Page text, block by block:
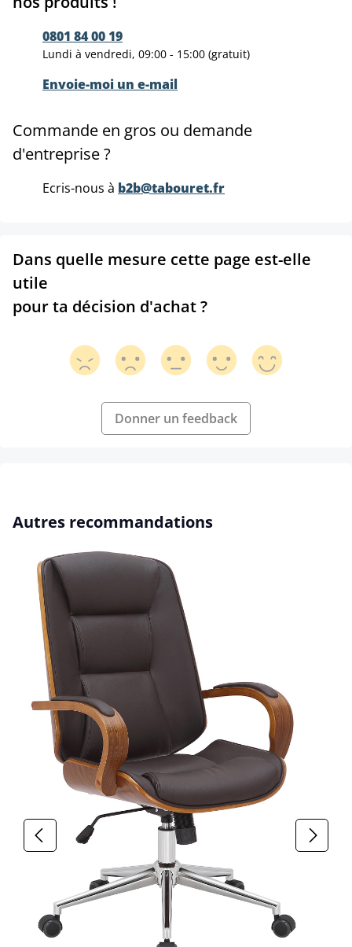
0801 84 00 19
Lundi à vendredi, 09:00 - 15:00 (gratuit)
Envoie-moi un e-mail
Commande en gros ou demande
d'entreprise ?
Ecris-nous à b2b@tabouret.fr
Dans quelle mesure cette page est-elle
utile
pour ta décision d'achat ?
Donner un feedback
Ignorer la galerie de produits
Autres recommandations